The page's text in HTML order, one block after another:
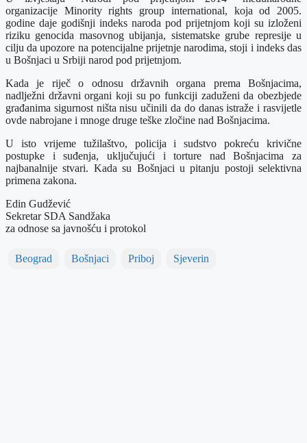
organizacije Minority rights group international, koja od 2005.
godine daje godišnji indeks naroda pod prijetnjom koji su izloženi
riziku genocida masovnog ubijanja, sistematske grube represije u
cilju da upozore na potencijalne prijetnje narodima, stoji i indeks das
u Bošnjaci u Srbiji narod pod prijetnjom.
Kada je riječ o odnosu državnih organa prema Bošnjacima,
nadlježni državni organi koji su po funkciji zaduženi da obezbjede
građanima sigurnost ništa nisu učinili da do danas istraže i rasvijetle
ovde nabrojane i mnoge druge teške zločine nad Bošnjacima.
U isto vrijeme tužilaštvo, policija i sudstvo pokreću krivične
postupke i suđenja, uključujući i torture nad Bošnjacima za
najbanalnije stvari. Kada su Bošnjaci u pitanju postoji selektivna
primena zakona.
Edin Gudžević
Sekretar SDA Sandžaka
za odnose sa javnošću i protokol
Beograd Bošnjaci Priboj Sjeverin